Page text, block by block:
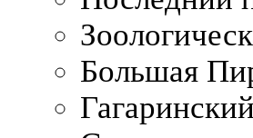
Большая